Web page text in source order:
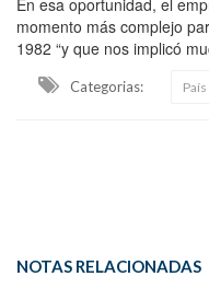
momento más complejo
1982 “y que nos implicó
Categorias: País
NOTAS RELACIONADAS